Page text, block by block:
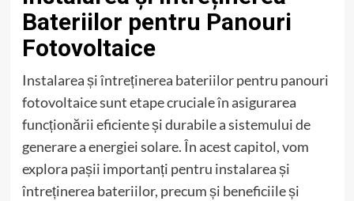
Bateriilor pentru Panouri
Fotovoltaice
Instalarea și întreținerea bateriilor pentru panouri
fotovoltaice sunt etape cruciale în asigurarea
funcționării eficiente și durabile a sistemului de
generare a energiei solare. În acest capitol, vom
explora pașii importanți pentru instalarea și
întreținerea bateriilor, precum și beneficiile și